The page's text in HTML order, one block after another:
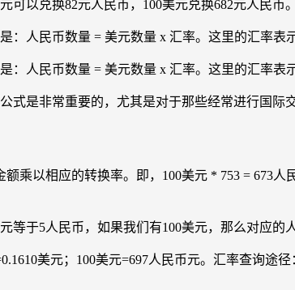
可以兑换82元人民币，100美元兑换682元人民币。
：人民币数量 = 美元数量 x 汇率。这里的汇率
：人民币数量 = 美元数量 x 汇率。这里的汇率表
式是非常重要的，尤其是对于那些经常进行国
乘以相应的转换率。即，100美元 * 753 = 673
等于5人民币，如果我们有100美元，那么对应的
美元；100美元=697人民币元。汇率查询